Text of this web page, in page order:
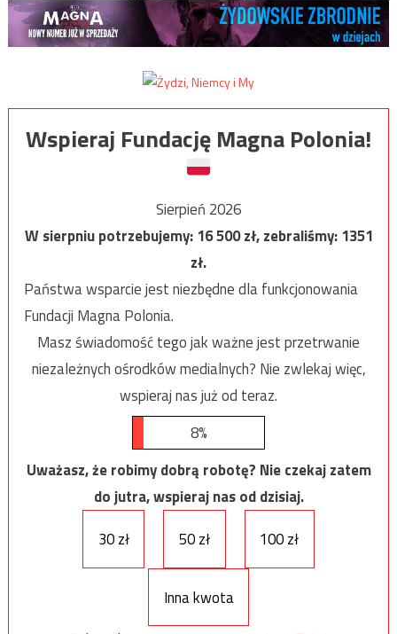
Wspieraj Fundację Magna Polonia!
Sierpień 2026
W sierpniu potrzebujemy:16 500zł, zebraliśmy:1351
zł.
Państwa wsparcie jest niezbędne dla funkcjonowania
Fundacji Magna Polonia.
Masz świadomość tego jak ważne jest przetrwanie
niezależnych ośrodków medialnych? Nie zwlekaj więc,
wspieraj nas już od teraz.
8%
Uważasz, że robimy dobrą robotę? Nie czekaj zatem
do jutra, wspieraj nas od dzisiaj.
30 zł
50 zł 100 zł
Inna kwota